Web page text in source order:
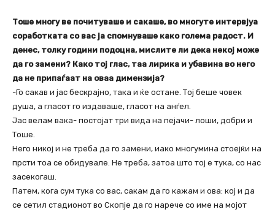
Тоше многу ве почитуваше и сакаше, во многуте интервјуа
соработката со вас ја спомнуваше како голема радост. И
денес, толку години подоцна, мислите ли дека некој може
да го замени? Како тој глас, таа лирика и убавина во него
да не припаѓаат на оваа димензија?
-Го сакав и јас бескрајно, така и ќе остане. Тој беше човек
душа, а гласот го издаваше, гласот на анѓел.
Јас велам вака- постојат три вида на пејачи- лоши, добри и
Тоше.
Него никој и не треба да го замени, иако многумина стоејќи на
прсти тоа се обидувале. Не треба, затоа што тој е тука, со нас
засекогаш.
Патем, кога сум тука со вас, сакам да го кажам и ова: кој и да
се сетил стадионот во Скопје да го нарече со име на мојот